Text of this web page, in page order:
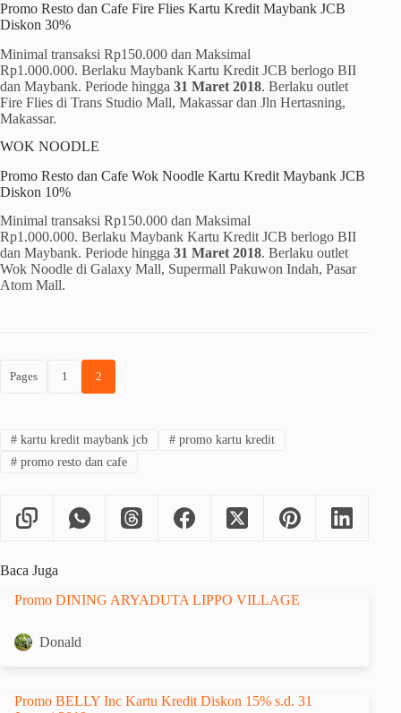
Promo Resto dan Cafe Fire Flies Kartu Kredit Maybank JCB
Diskon 30%
Minimal transaksi Rp150.000 dan Maksimal
Rp1.000.000. Berlaku Maybank Kartu Kredit JCB berlogo BII
dan Maybank. Periode hingga 31 Maret 2018. Berlaku outlet
Fire Flies di Trans Studio Mall, Makassar dan Jln Hertasning,
Makassar.
WOK NOODLE
Promo Resto dan Cafe Wok Noodle Kartu Kredit Maybank JCB
Diskon 10%
Minimal transaksi Rp150.000 dan Maksimal
Rp1.000.000. Berlaku Maybank Kartu Kredit JCB berlogo BII
dan Maybank. Periode hingga 31 Maret 2018. Berlaku outlet
Wok Noodle di Galaxy Mall, Supermall Pakuwon Indah, Pasar
Atom Mall.
Pages 1 2
#kartu kredit maybank jcb #promo kartu kredit
#promo resto dan cafe
Baca Juga
Promo DINING ARYADUTA LIPPO VILLAGE
Donald
Promo BELLY Inc Kartu Kredit Diskon 15% s.d. 31